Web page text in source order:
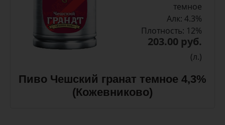
темное
Алк: 4.3%
Плотность: 12%
203.00 руб.
(л.)
Пиво Чешский гранат темное 4,3%
(Кожевниково)